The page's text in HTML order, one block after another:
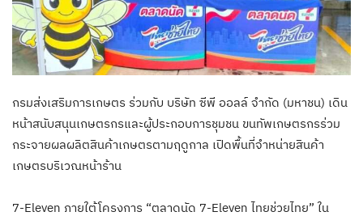
กรมส่งเสริมการเกษตร ร่วมกับ บริษัท ซีพี ออลล์ จำกัด (มหาชน) เดิน
หน้าสนับสนุนเกษตรกรและผู้ประกอบการชุมชน ขนทัพเกษตรกรร่วม
กระจายผลผลิตสินค้าเกษตรตามฤดูกาล เปิดพื้นที่จำหน่ายสินค้า
เกษตรบริเวณหน้าร้าน
7-Eleven ภายใต้โครงการ “ตลาดนัด 7-Eleven ไทยช่วยไทย” ใน